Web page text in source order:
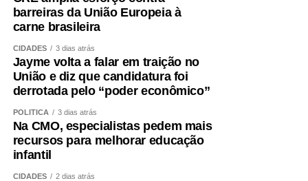
barreiras da União Europeia à
carne brasileira
CIDADES 3 dias atrás
Jayme volta a falar em traição no
União e diz que candidatura foi
derrotada pelo “poder econômico”
POLÍTICA 3 dias atrás
Na CMO, especialistas pedem mais
recursos para melhorar educação
infantil
CIDADES 2 dias atrás